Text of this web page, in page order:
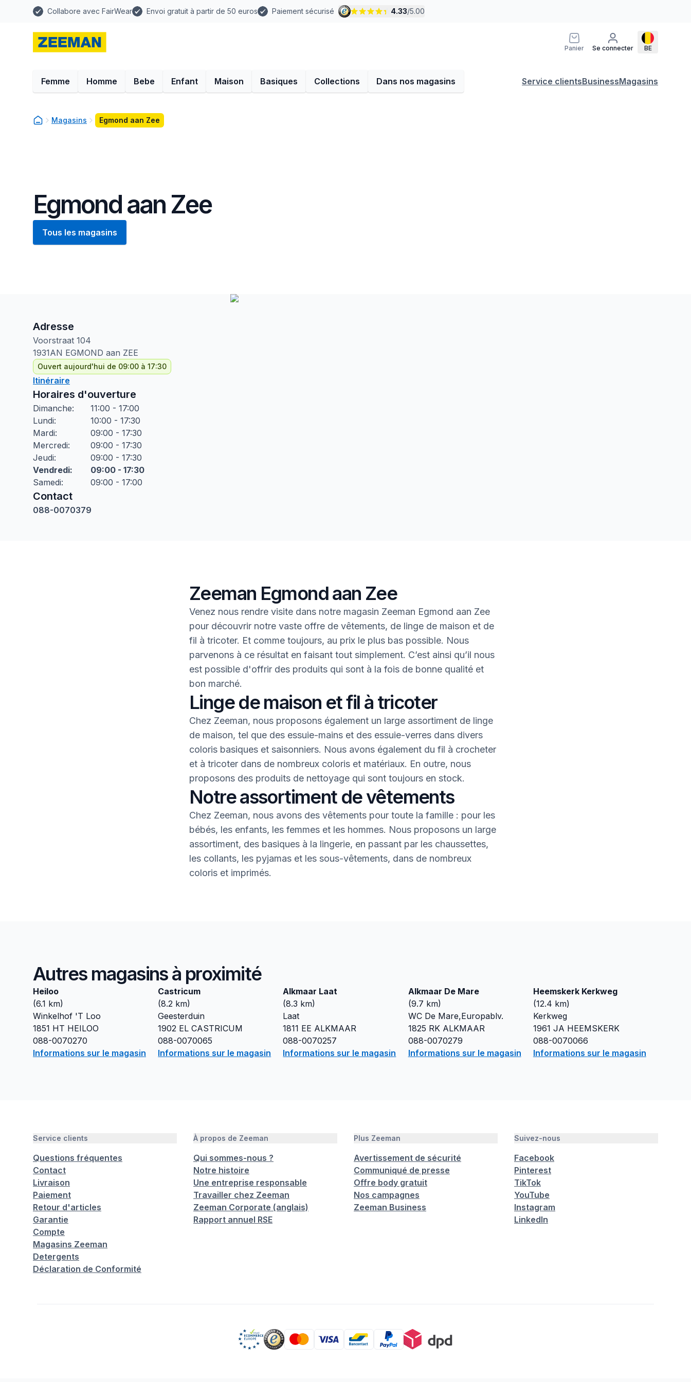
Collabore avec FairWear Envoi gratuit à partir de 50 euros Paiement sécurisé 4.33/5.00
Panier Se connecter BE
Femme Homme Bebe Enfant Maison Basiques Collections Dans nos magasins Service clientsBusinessMagasins
Magasins Egmond aan Zee
Egmond aan Zee
Tous les magasins
Adresse
Voorstraat 104
1931AN EGMOND aan ZEE
Ouvert aujourd'hui de 09:00 à 17:30
Itinéraire
Horaires d'ouverture
Dimanche:
11:00 - 17:00
Lundi:
10:00 - 17:30
Mardi:
09:00 - 17:30
Mercredi:
09:00 - 17:30
Jeudi:
09:00 - 17:30
Vendredi:
09:00 - 17:30
Samedi: 09:00 - 17:00
Contact
088-0070379
Zeeman Egmond aan Zee
Venez nous rendre visite dans notre magasin Zeeman Egmond aan Zee
pour découvrir notre vaste offre de vêtements, de linge de maison et de
fil à tricoter. Et comme toujours, au prix le plus bas possible. Nous
parvenons à ce résultat en faisant tout simplement. C’est ainsi qu’il nous
est possible d'offrir des produits qui sont à la fois de bonne qualité et
bon marché.
Linge de maison et fil à tricoter
Chez Zeeman, nous proposons également un large assortiment de linge
de maison, tel que des essuie-mains et des essuie-verres dans divers
coloris basiques et saisonniers. Nous avons également du fil à crocheter
et à tricoter dans de nombreux coloris et matériaux. En outre, nous
proposons des produits de nettoyage qui sont toujours en stock.
Notre assortiment de vêtements
Chez Zeeman, nous avons des vêtements pour toute la famille : pour les
bébés, les enfants, les femmes et les hommes. Nous proposons un large
assortiment, des basiques à la lingerie, en passant par les chaussettes,
les collants, les pyjamas et les sous-vêtements, dans de nombreux
coloris et imprimés.
Autres magasins à proximité
Heiloo
(6.1 km)
Winkelhof 'T Loo
1851 HT HEILOO
088-0070270
Informations sur le magasin
Castricum
(8.2 km)
Geesterduin
1902 EL CASTRICUM
088-0070065
Informations sur le magasin
Alkmaar Laat
(8.3 km)
Laat
1811 EE ALKMAAR
088-0070257
Informations sur le magasin
Alkmaar De Mare
(9.7 km)
WC De Mare,Europablv.
1825 RK ALKMAAR
088-0070279
Informations sur le magasin
Heemskerk Kerkweg
(12.4 km)
Kerkweg
1961 JA HEEMSKERK
088-0070066
Informations sur le magasin
Service clients
Questions fréquentes
Contact
Livraison
Paiement
Retour d'articles
Garantie
Compte
Magasins Zeeman
Detergents
Déclaration de Conformité
À propos de Zeeman
Qui sommes-nous ?
Notre histoire
Une entreprise responsable
Travailler chez Zeeman
Zeeman Corporate (anglais)
Rapport annuel RSE
Plus Zeeman
Avertissement de sécurité
Communiqué de presse
Offre body gratuit
Nos campagnes
Zeeman Business
Suivez-nous
Facebook
Pinterest
TikTok
YouTube
Instagram
LinkedIn